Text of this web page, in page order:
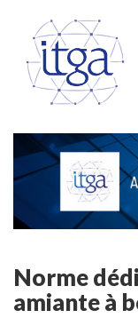
Norme
amiante à